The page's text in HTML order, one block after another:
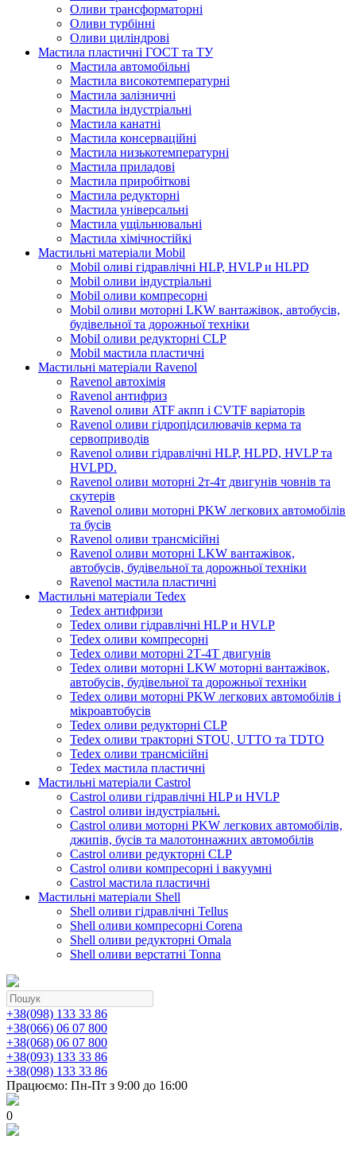
Оливи трансформаторні
Оливи турбінні
Оливи циліндрові
Мастила пластичні ГОСТ та ТУ
Мастила автомобільні
Мастила високотемпературні
Мастила залізничні
Мастила індустріальні
Мастила канатні
Мастила консерваційні
Мастила низькотемпературні
Мастила приладові
Мастила приробіткові
Мастила редукторні
Мастила універсальні
Мастила ущільнювальні
Мастила хімічностійкі
Мастильні матеріали Mobil
Mobil оливі гідравлічні HLP, HVLP и HLPD
Mobil оливи індустріальні
Mobil оливи компресорні
Mobil оливи моторні LKW вантажівок, автобусів,
будівельної та дорожньої техніки
Mobil оливи редукторні CLP
Mobil мастила пластичні
Мастильні матеріали Ravenol
Ravenol автохімія
Ravenol антифриз
Ravenol оливи ATF акпп і CVTF варіаторів
Ravenol оливи гідропідсилювачів керма та
сервоприводів
Ravenol оливи гідравлічні HLP, HLPD, HVLP та
HVLPD.
Ravenol оливи моторні 2т-4т двигунів човнів та
скутерів
Ravenol оливи моторні PKW легкових автомобілів
та бусів
Ravenol оливи трансмісійні
Ravenol оливи моторні LKW вантажівок,
автобусів, будівельної та дорожньої техніки
Ravenol мастила пластичні
Мастильні матеріали Tedex
Tedex антифризи
Tedex оливи гідравлічні HLP и HVLP
Tedex оливи компресорні
Tedex оливи моторні 2Т-4Т двигунів
Tedex оливи моторні LKW моторні вантажівок,
автобусів, будівельної та дорожньої техніки
Tedex оливи моторні PKW легкових автомобілів і
мікроавтобусів
Tedex оливи редукторні CLP
Tedex оливи тракторні STOU, UTTO та TDTO
Tedex оливи трансмісійні
Tedex мастила пластичні
Мастильні матеріали Castrol
Castrol оливи гідравлічні HLP и HVLP
Castrol оливи індустріальні.
Castrol оливи моторні PKW легкових автомобілів,
джипів, бусів та малотоннажних автомобілів
Castrol оливи редукторні CLP
Castrol оливи компресорні і вакуумні
Castrol мастила пластичні
Мастильні матеріали Shell
Shell оливи гідравлічні Tellus
Shell оливи компресорні Corena
Shell оливи редукторні Omala
Shell оливи верстатні Tonna
+38(098) 133 33 86
+38(066) 06 07 800
+38(068) 06 07 800
+38(093) 133 33 86
+38(098) 133 33 86
Працюємо: Пн-Пт з 9:00 до 16:00
0